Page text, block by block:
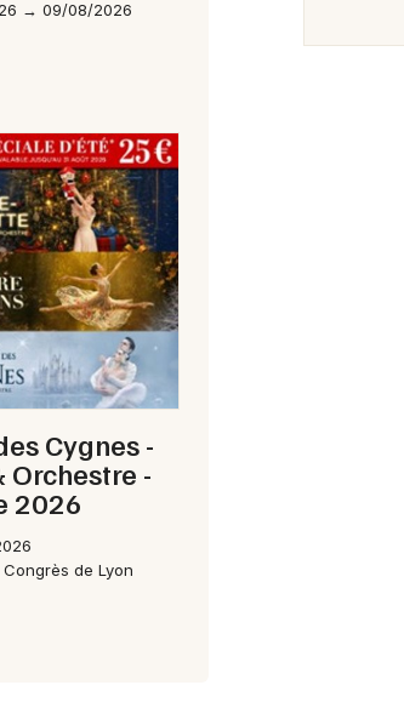
→ 09/08/2026
Cygnes -
Orchestre -
2026
de Lyon